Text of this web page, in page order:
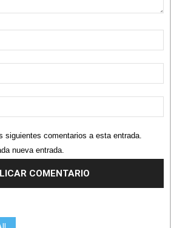
siguientes comentarios a esta entrada.
nueva entrada.